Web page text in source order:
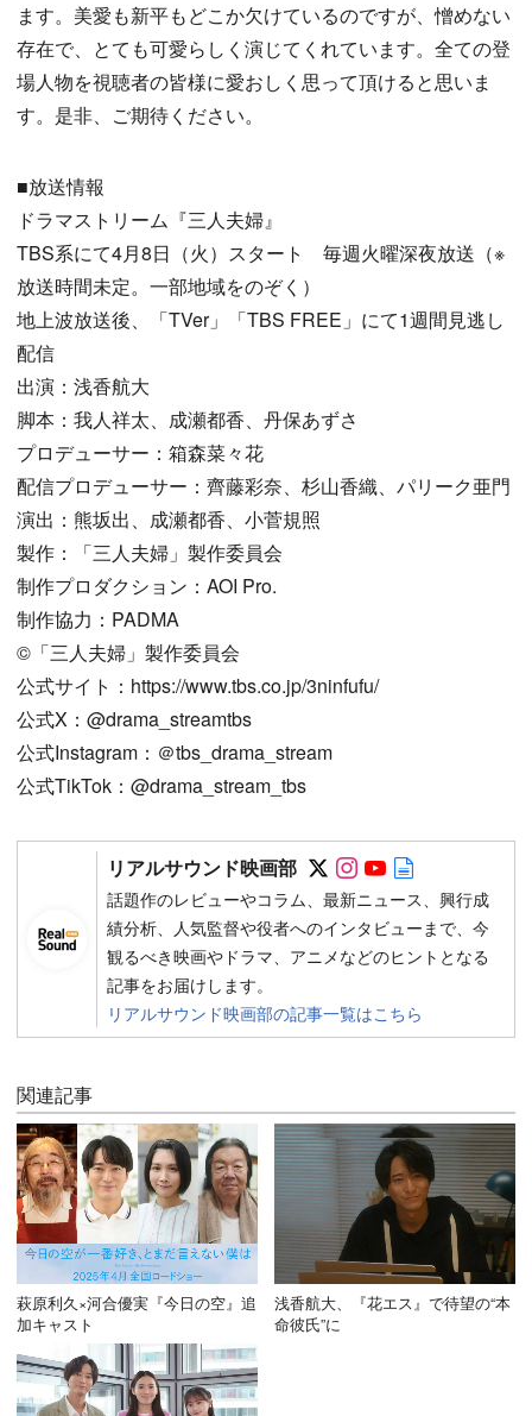
ます。美愛も新平もどこか欠けているのですが、憎めない
存在で、とても可愛らしく演じてくれています。全ての登
場人物を視聴者の皆様に愛おしく思って頂けると思いま
す。是非、ご期待ください。
■放送情報
ドラマストリーム『三人夫婦』
TBS系にて4月8日（火）スタート 毎週火曜深夜放送（※
放送時間未定。一部地域をのぞく）
地上波放送後、「TVer」「TBS FREE」にて1週間見逃し
配信
出演：浅香航大
脚本：我人祥太、成瀬都香、丹保あずさ
プロデューサー：箱森菜々花
配信プロデューサー：齊藤彩奈、杉山香織、パリーク亜門
演出：熊坂出、成瀬都香、小菅規照
製作：「三人夫婦」製作委員会
制作プロダクション：AOI Pro.
制作協力：PADMA
©「三人夫婦」製作委員会
公式サイト：https://www.tbs.co.jp/3ninfufu/
公式X：@drama_streamtbs
公式Instagram：＠tbs_drama_stream
公式TikTok：@drama_stream_tbs
リアルサウンド映画部 Follow on SNS
Follow on SNS
Follow on
話題作のレビューやコラム、最新ニュース、興行成
績分析、人気監督や役者へのインタビューまで、今
観るべき映画やドラマ、アニメなどのヒントとなる
記事をお届けします。
リアルサウンド映画部の記事一覧はこちら
関連記事
萩原利久×河合優実『今日の空』追
加キャスト
浅香航大、『花エス』で待望の“本
命彼氏”に